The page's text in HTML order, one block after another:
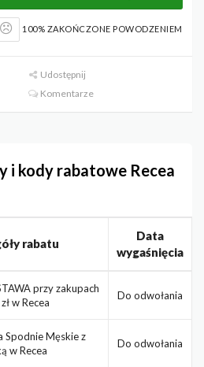
100% ZAKOŃCZONE POWODZENIEM
Udostępnij
Komentarze
i kody rabatowe Recea
rabatu
Data
wygaśnięcia
przy zakupach
w Recea
Do odwołania
Spodnie Męskie z
w Recea
Do odwołania